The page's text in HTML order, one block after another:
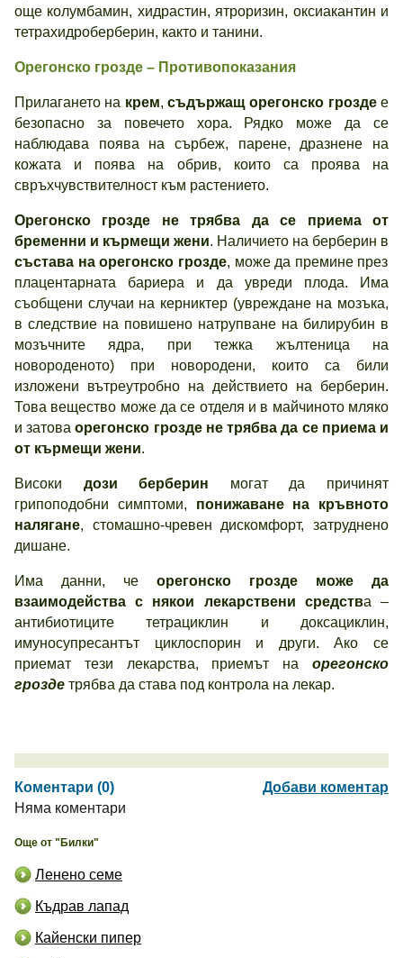
още колумбамин, хидрастин, ятроризин, оксиакантин и
тетрахидроберберин, както и танини.
Орегонско грозде – Противопоказания
Прилагането на крем,съдържащ орегонско гроздее
безопасно за повечето хора. Рядко може да се
наблюдава поява на сърбеж, парене, дразнене на
кожата и поява на обрив, които са проява на
свръхчувствителност към растението.
Орегонско грозде не трябва да се приема от
бременни и кърмещи жени. Наличието на берберин в
състава на орегонско грозде, може да премине през
плацентарната бариера и да увреди плода. Има
съобщени случаи на керниктер (увреждане на мозъка,
в следствие на повишено натрупване на билирубин в
мозъчните ядра, при тежка жълтеница на
новороденото) при новородени, които са били
изложени вътреутробно на действието на берберин.
Това вещество може да се отделя и в майчиното мляко
и затова орегонско грозде не трябва да се приема и
от кърмещи жени.
Високи дози берберин могат да причинят
грипоподобни симптоми, понижаване на кръвното
налягане, стомашно-чревен дискомфорт, затруднено
дишане.
Има данни, че орегонско грозде може да
взаимодейства с някои лекарствени средства –
антибиотиците тетрациклин и доксациклин,
имуносупресантът циклоспорин и други. Ако се
приемат тези лекарства, приемът на орегонско
грозде трябва да става под контрола на лекар.
Коментари (0)
Добави коментар
Няма коментари
Още от "Билки"
Ленено семе
Къдрав лапад
Кайенски пипер